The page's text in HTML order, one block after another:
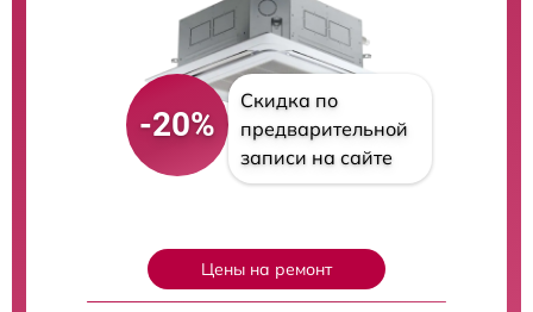
-20%
Скидка по
предварительной
записи на сайте
Цены на ремонт